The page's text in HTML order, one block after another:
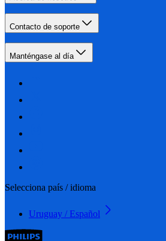
Contacto de soporte
Manténgase al día
Selecciona país / idioma
Uruguay / Español